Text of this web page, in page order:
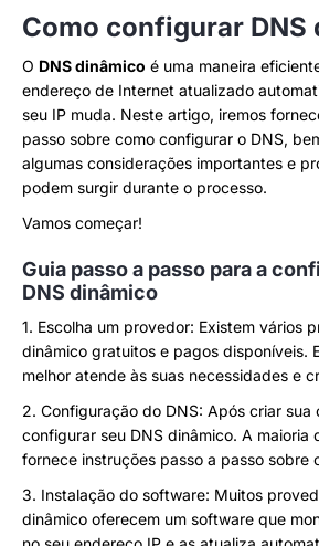
Como configurar DNS
O DNS dinâmico é uma maneira
endereço de Internet atualizado
seu IP muda. Neste artigo, iremos
passo sobre como configurar o DNS,
algumas considerações importantes e
podem surgir durante o processo.
Vamos começar!
Guia passo a passo para a
DNS dinâmico
1. Escolha um provedor: Existem vários
dinâmico gratuitos e pagos disponíveis.
melhor atende às suas necessidades e
2. Configuração do DNS: Após criar sua
configurar seu DNS dinâmico. A maioria
fornece instruções passo a passo sobre
3. Instalação do software: Muitos
dinâmico oferecem um software que